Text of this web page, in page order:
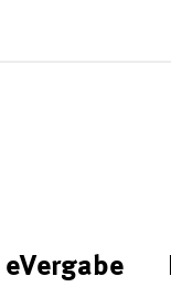
eVergabe